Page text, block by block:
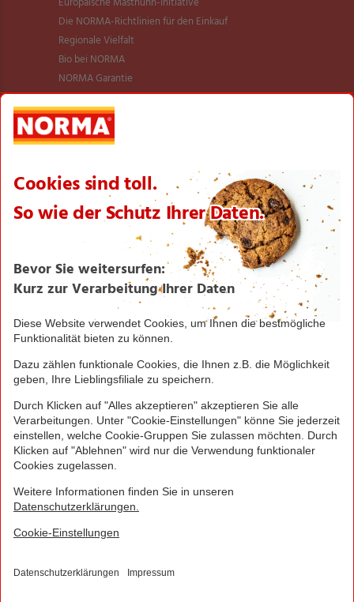
Die NORMA-Richtlinien für den Einkauf
Regionale Vielfalt
Bio bei NORMA
NORMA Garantie
NORMA Qualität
Verantwortung
Aktionsartikel
Einkaufsliste
Zahlungsabwicklung
NORMA bei Facebook & Instagram
Barrierefreiheitserklärung
Unternehmen
Über NORMA
Organisation
International
Logistik
Filialnetz
Expansion
Karriere
Verantwortung/CSR
NORMA News
Imagebroschüre
© 2016 - 2026 NORMA Lebensmittelfilialbetrieb